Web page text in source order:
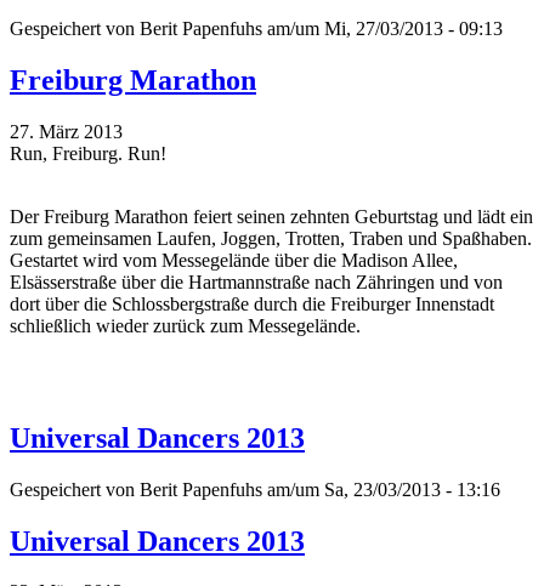
Gespeichert von Berit Papenfuhs am/um Mi, 27/03/2013 - 09:13
Freiburg Marathon
27. März 2013
Run, Freiburg. Run!
Der Freiburg Marathon feiert seinen zehnten Geburtstag und lädt ein
zum gemeinsamen Laufen, Joggen, Trotten, Traben und Spaßhaben.
Gestartet wird vom Messegelände über die Madison Allee,
Elsässerstraße über die Hartmannstraße nach Zähringen und von
dort über die Schlossbergstraße durch die Freiburger Innenstadt
schließlich wieder zurück zum Messegelände.
Universal Dancers 2013
Gespeichert von Berit Papenfuhs am/um Sa, 23/03/2013 - 13:16
Universal Dancers 2013